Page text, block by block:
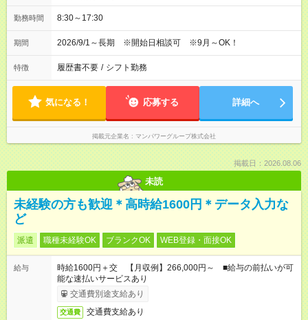
勤務時間 8:30～17:30
期間 2026/9/1～長期 ※開始日相談可 ※9月～OK！
特徴 履歴書不要 / シフト勤務
気になる！ 応募する 詳細へ
掲載元企業名 マンパワーグループ株式会社
掲載日：2026.08.06
未読
未経験の方も歓迎＊高時給1600円＊データ入力な
ど
派遣 職種未経験OK ブランクOK WEB登録・面接OK
給与
時給1600円＋交 【月収例】266,000円～ ■給与の前払いが可
能な速払いサービスあり
交通費別途支給あり
交通費 交通費支給あり